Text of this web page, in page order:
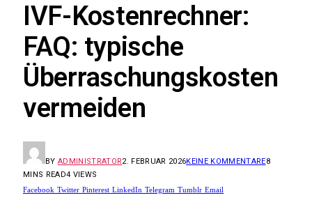
IVF-Kostenrechner:
FAQ: typische
Überraschungskosten
vermeiden
BY ADMINISTRATOR2. FEBRUAR 2026KEINE KOMMENTARE8
MINS READ4 VIEWS
Facebook Twitter Pinterest LinkedIn Telegram Tumblr Email